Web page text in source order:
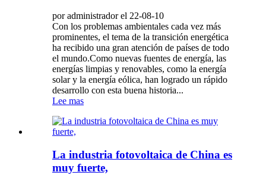
por administrador el 22-08-10
Con los problemas ambientales cada vez más
prominentes, el tema de la transición energética
ha recibido una gran atención de países de todo
el mundo.Como nuevas fuentes de energía, las
energías limpias y renovables, como la energía
solar y la energía eólica, han logrado un rápido
desarrollo con esta buena historia...
Lee mas
La industria fotovoltaica de China es
muy fuerte,